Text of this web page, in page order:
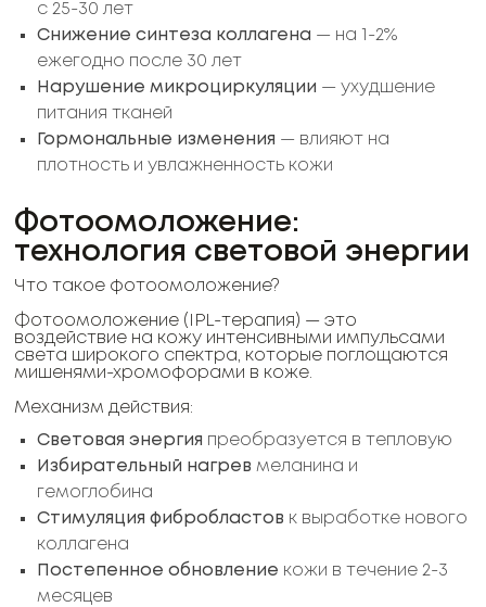
с 25-30 лет
Снижение синтеза коллагена — на 1-2%
ежегодно после 30 лет
Нарушение микроциркуляции — ухудшение
питания тканей
Гормональные изменения — влияют на
плотность и увлажненность кожи
Фотоомоложение:
технология световой энергии
Что такое фотоомоложение?
Фотоомоложение (IPL-терапия) — это
воздействие на кожу интенсивными импульсами
света широкого спектра, которые поглощаются
мишенями-хромофорами в коже.
Механизм действия:
Световая энергия преобразуется в тепловую
Избирательный нагрев меланина и
гемоглобина
Стимуляция фибробластов к выработке нового
коллагена
Постепенное обновление кожи в течение 2-3
месяцев